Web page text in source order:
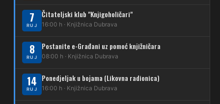
DUBEC
212
223 Dubec – Trnovčica – Dubrava
224 Dubec – Novoselec
7
RUJ
Čitateljski klub "Knjigoholičari"
16:00 h · Knjižnica Dubrava
8
RUJ
Postanite e-Građani uz pomoć knjižničara
08:00 h · Knjižnica Dubrava
14
RUJ
Ponedjeljak u bojama (Likovna radionica)
16:00 h · Knjižnica Dubrava